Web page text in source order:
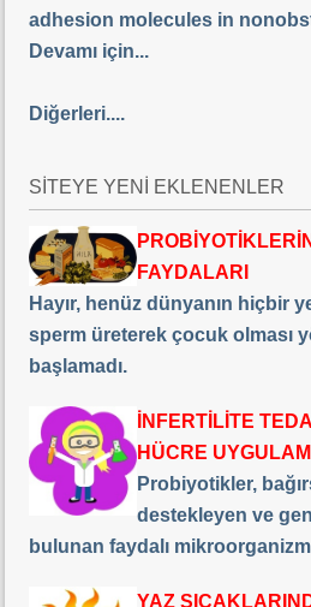
adhesion molecules in
Devamı için...
Diğerleri....
SİTEYE YENİ EKLENENLER
FAYDALARI
Hayır, henüz dünyanın hiçbir
sperm üreterek çocuk olması
başlamadı.
İNFERTİLİTE
HÜCRE
Probiyotikler,
destekleyen ve
bulunan faydalı
YAZ